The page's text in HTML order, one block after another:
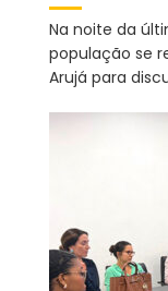
Na noite da
população se
Arujá para